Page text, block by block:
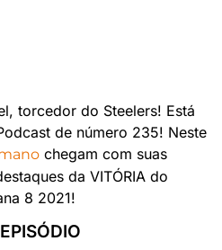
torcedor do Steelers! Está
de número 235! Neste
chegam com suas
da VITÓRIA do
8 2021!